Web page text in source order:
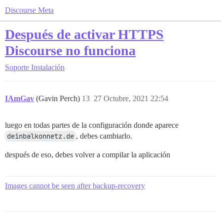
Discourse Meta
Después de activar HTTPS
Discourse no funciona
Soporte Instalación
IAmGav (Gavin Perch) 27 Octubre, 2021 22:54
13
luego en todas partes de la configuración donde aparece
deinbalkonnetz.de , debes cambiarlo.
después de eso, debes volver a compilar la aplicación
Images cannot be seen after backup-recovery